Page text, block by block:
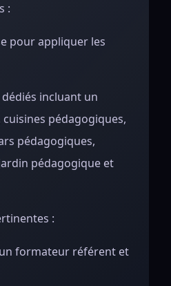
:
pour appliquer les
incluant un
pédagogiques,
pédagogiques,
pédagogique et
:
formateur référent et